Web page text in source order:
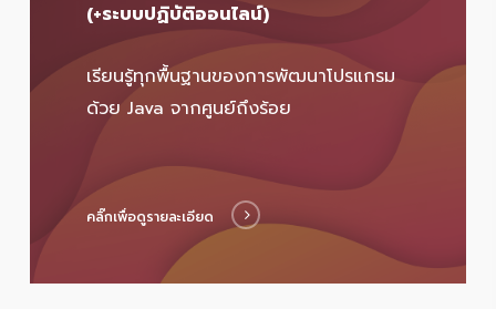
(+ระบบปฏิบัติออนไลน์)
เรียนรู้ทุกพื้นฐานของการพัฒนาโปรแกรม
ด้วย Java จากศูนย์ถึงร้อย
คลิ๊กเพื่อดูรายละเอียด